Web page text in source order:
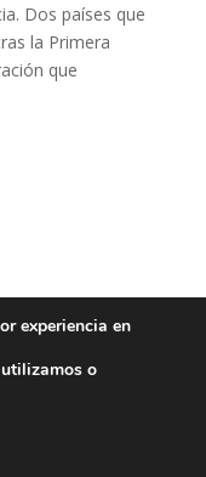
Dos países que
la Primera
que
experiencia en
utilizamos o